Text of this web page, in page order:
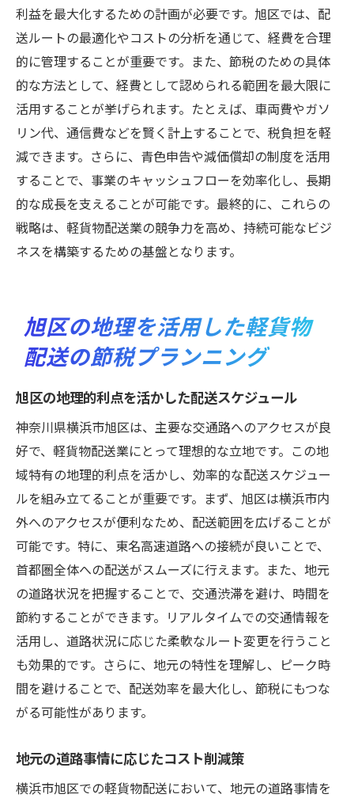
利益を最大化するための計画が必要です。旭区では、配
送ルートの最適化やコストの分析を通じて、経費を合理
的に管理することが重要です。また、節税のための具体
的な方法として、経費として認められる範囲を最大限に
活用することが挙げられます。たとえば、車両費やガソ
リン代、通信費などを賢く計上することで、税負担を軽
減できます。さらに、青色申告や減価償却の制度を活用
することで、事業のキャッシュフローを効率化し、長期
的な成長を支えることが可能です。最終的に、これらの
戦略は、軽貨物配送業の競争力を高め、持続可能なビジ
ネスを構築するための基盤となります。
旭区の地理を活用した軽貨物
配送の節税プランニング
旭区の地理的利点を活かした配送スケジュール
神奈川県横浜市旭区は、主要な交通路へのアクセスが良
好で、軽貨物配送業にとって理想的な立地です。この地
域特有の地理的利点を活かし、効率的な配送スケジュー
ルを組み立てることが重要です。まず、旭区は横浜市内
外へのアクセスが便利なため、配送範囲を広げることが
可能です。特に、東名高速道路への接続が良いことで、
首都圏全体への配送がスムーズに行えます。また、地元
の道路状況を把握することで、交通渋滞を避け、時間を
節約することができます。リアルタイムでの交通情報を
活用し、道路状況に応じた柔軟なルート変更を行うこと
も効果的です。さらに、地元の特性を理解し、ピーク時
間を避けることで、配送効率を最大化し、節税にもつな
がる可能性があります。
地元の道路事情に応じたコスト削減策
横浜市旭区での軽貨物配送において、地元の道路事情を